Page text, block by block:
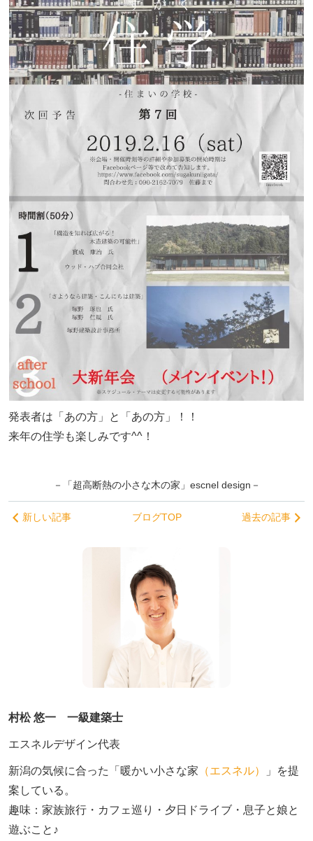
発表者は「あの方」と「あの方」！！
来年の住学も楽しみです^^！
－「超高断熱の小さな木の家」escnel design－
新しい記事 ブログTOP 過去の記事
村松 悠一 一級建築士
エスネルデザイン代表
新潟の気候に合った「暖かい小さな家 （エスネル）
」を提
案している。
趣味：家族旅行・カフェ巡り・夕日ドライブ・息子と娘と
遊ぶこと♪